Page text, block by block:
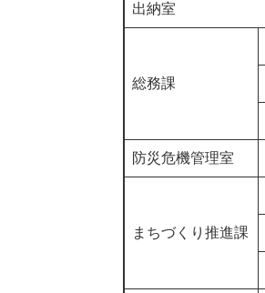
出納室
総務課
防災危機管理室
まちづくり推進課